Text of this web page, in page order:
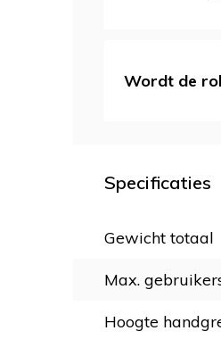
Wordt de
Specificaties
Gewicht totaal
Max.
Hoogte